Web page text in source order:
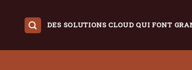
DES SOLUTIONS CLOUD QUI FONT